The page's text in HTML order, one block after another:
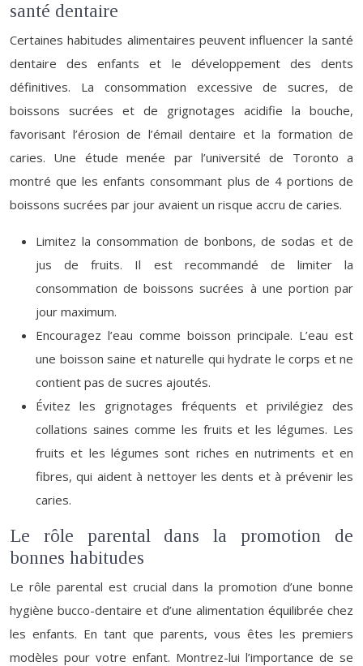
santé dentaire
Certaines habitudes alimentaires peuvent influencer la santé
dentaire des enfants et le développement des dents
définitives. La consommation excessive de sucres, de
boissons sucrées et de grignotages acidifie la bouche,
favorisant l’érosion de l’émail dentaire et la formation de
caries. Une étude menée par l’université de Toronto a
montré que les enfants consommant plus de 4 portions de
boissons sucrées par jour avaient un risque accru de caries.
Limitez la consommation de bonbons, de sodas et de
jus de fruits. Il est recommandé de limiter la
consommation de boissons sucrées à une portion par
jour maximum.
Encouragez l’eau comme boisson principale. L’eau est
une boisson saine et naturelle qui hydrate le corps et ne
contient pas de sucres ajoutés.
Évitez les grignotages fréquents et privilégiez des
collations saines comme les fruits et les légumes. Les
fruits et les légumes sont riches en nutriments et en
fibres, qui aident à nettoyer les dents et à prévenir les
caries.
Le rôle parental dans la promotion de
bonnes habitudes
Le rôle parental est crucial dans la promotion d’une bonne
hygiène bucco-dentaire et d’une alimentation équilibrée chez
les enfants. En tant que parents, vous êtes les premiers
modèles pour votre enfant. Montrez-lui l’importance de se